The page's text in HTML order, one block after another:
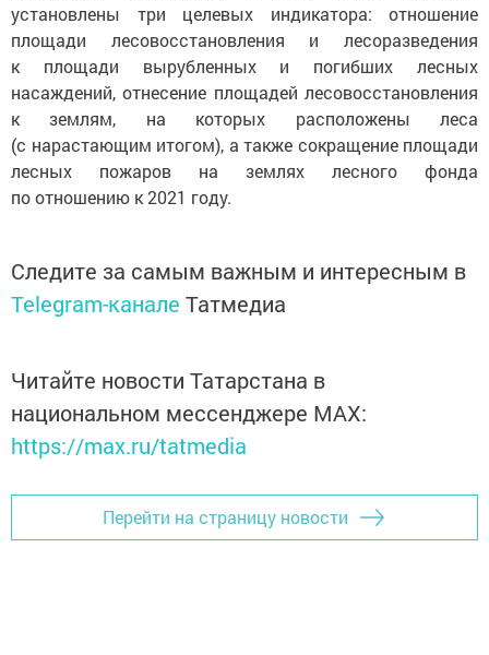
установлены три целевых индикатора: отношение
площади лесовосстановления и лесоразведения
к площади вырубленных и погибших лесных
насаждений, отнесение площадей лесовосстановления
к землям, на которых расположены леса
(с нарастающим итогом), а также сокращение площади
лесных пожаров на землях лесного фонда
по отношению к 2021 году.
Следите за самым важным и интересным в
Telegram-канале Татмедиа
Читайте новости Татарстана в
национальном мессенджере MАХ:
https://max.ru/tatmedia
Перейти на страницу новости